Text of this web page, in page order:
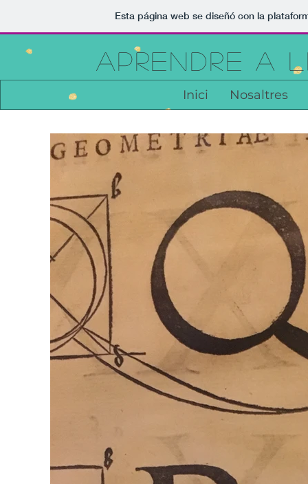
Esta página web se diseñó con la
APRENDRE A
Inici Nosaltres